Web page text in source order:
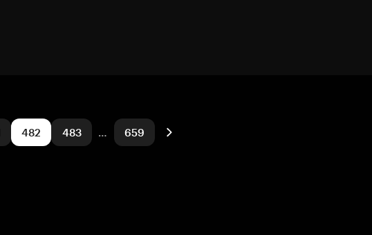
482 483 … 659